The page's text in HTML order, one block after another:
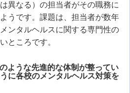
異なる）の担当者がその職務に
うです。課題は、担当者が数年
ンタルヘルスに関する専門性の
ところです。
ような先進的な体制が整ってい
に各校のメンタルヘルス対策を